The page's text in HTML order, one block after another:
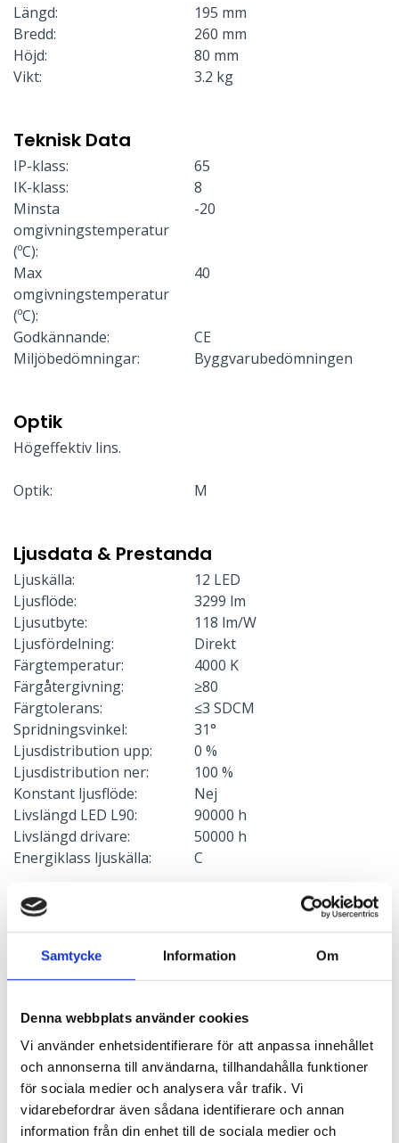
Samtycke Information Om
Denna webbplats använder cookies
Vi använder enhetsidentifierare för att anpassa innehållet
och annonserna till användarna, tillhandahålla funktioner
för sociala medier och analysera vår trafik. Vi
vidarebefordrar även sådana identifierare och annan
information från din enhet till de sociala medier och
Längd:
195 mm
Bredd:
260 mm
Höjd:
80 mm
Vikt:
3.2 kg
Teknisk Data
IP-klass:
65
IK-klass:
8
Minsta
omgivningstemperatur
(ºC):
-20
Max
omgivningstemperatur
(ºC):
40
Godkännande:
CE
Miljöbedömningar:
Byggvarubedömningen
Optik
Högeffektiv lins.
Optik: M
Ljusdata & Prestanda
Ljuskälla:
12 LED
Ljusflöde:
3299 lm
Ljusutbyte:
118 lm/W
Ljusfördelning:
Direkt
Färgtemperatur:
4000 K
Färgåtergivning:
≥80
Färgtolerans:
≤3 SDCM
Spridningsvinkel:
31°
Ljusdistribution upp:
0 %
Ljusdistribution ner:
100 %
Konstant ljusflöde:
Nej
Livslängd LED L90:
90000 h
Livslängd drivare:
50000 h
Energiklass ljuskälla:
C
Elektrisk data
Spänning:
220-240 V
Frekvens:
50-60 Hz
Effekt:
28 W
Ljusstyrning
Ljusstyrning:
Tänd/släck
Sensor:
Utan sensor